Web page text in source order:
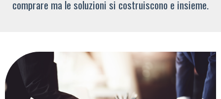
comprare ma le soluzioni si costruiscono e insieme.